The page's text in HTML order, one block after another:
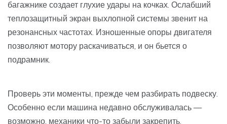
багажнике создает глухие удары на кочках. Ослабший
теплозащитный экран выхлопной системы звенит на
резонансных частотах. Изношенные опоры двигателя
позволяют мотору раскачиваться, и он бьется о
подрамник.
Проверь эти моменты, прежде чем разбирать подвеску.
Особенно если машина недавно обслуживалась —
возможно, механики что-то забыли закрепить.